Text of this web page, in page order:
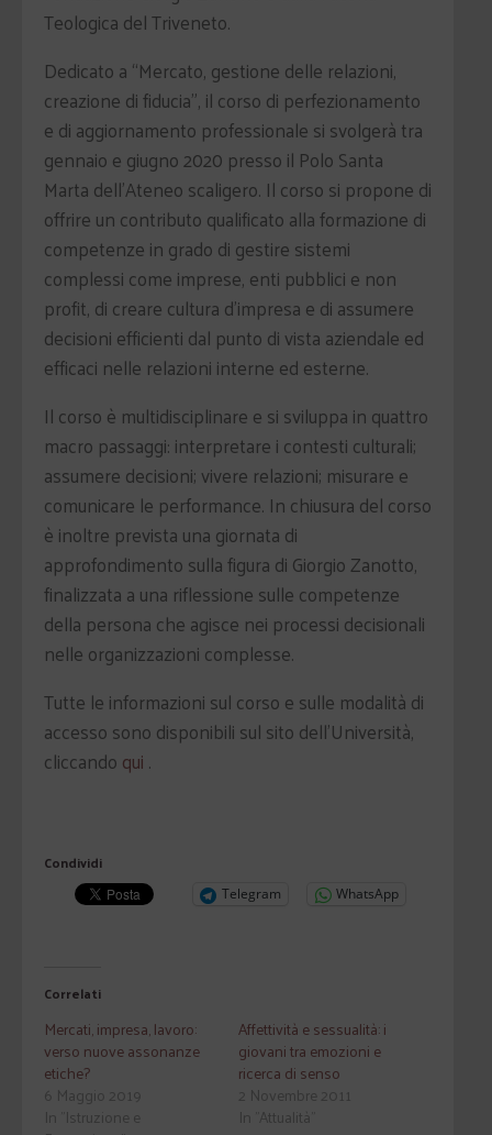
Teologica del Triveneto.
Dedicato a “Mercato, gestione delle relazioni,
creazione di fiducia”, il corso di perfezionamento
e di aggiornamento professionale si svolgerà tra
gennaio e giugno 2020 presso il Polo Santa
Marta dell’Ateneo scaligero. Il corso si propone di
offrire un contributo qualificato alla formazione di
competenze in grado di gestire sistemi
complessi come imprese, enti pubblici e non
profit, di creare cultura d’impresa e di assumere
decisioni efficienti dal punto di vista aziendale ed
efficaci nelle relazioni interne ed esterne.
Il corso è multidisciplinare e si sviluppa in quattro
macro passaggi: interpretare i contesti culturali;
assumere decisioni; vivere relazioni; misurare e
comunicare le performance. In chiusura del corso
è inoltre prevista una giornata di
approfondimento sulla figura di Giorgio Zanotto,
finalizzata a una riflessione sulle competenze
della persona che agisce nei processi decisionali
nelle organizzazioni complesse.
Tutte le informazioni sul corso e sulle modalità di
accesso sono disponibili sul sito dell’Università,
cliccando qui .
Condividi
Telegram WhatsApp
Correlati
Mercati, impresa, lavoro:
verso nuove assonanze
etiche?
6 Maggio 2019
In "Istruzione e
Affettività e sessualità: i
giovani tra emozioni e
ricerca di senso
2 Novembre 2011
In "Attualità"